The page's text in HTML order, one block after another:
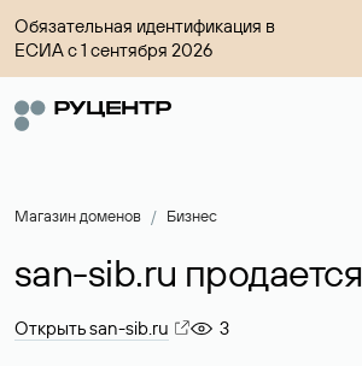
Обязательная идентификация в
ЕСИА с 1 сентября 2026
Магазин доменов Бизнес
san-sib.ru продается
Открыть san-sib.ru 3